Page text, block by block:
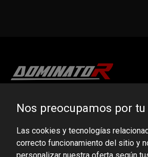
DOMINATOR GROUP Sp. z o.o.
VAT ID No.: 6521751083
Nos preocupamos por
Las cookies y tecnologías
correcto funcionamiento del sitio y